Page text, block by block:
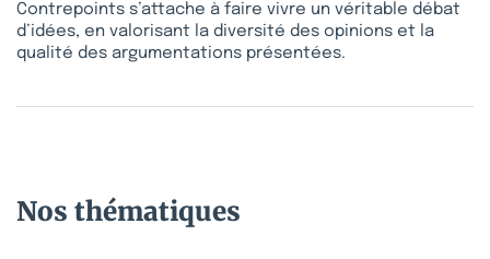
Contrepoints s’attache à faire vivre un véritable débat
d’idées, en valorisant la diversité des opinions et la
qualité des argumentations présentées.
Nos thématiques